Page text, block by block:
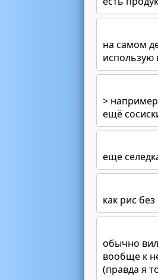
на самом
использую
>
ещё
еще
как рис без
обычно
вообще к
(правда я